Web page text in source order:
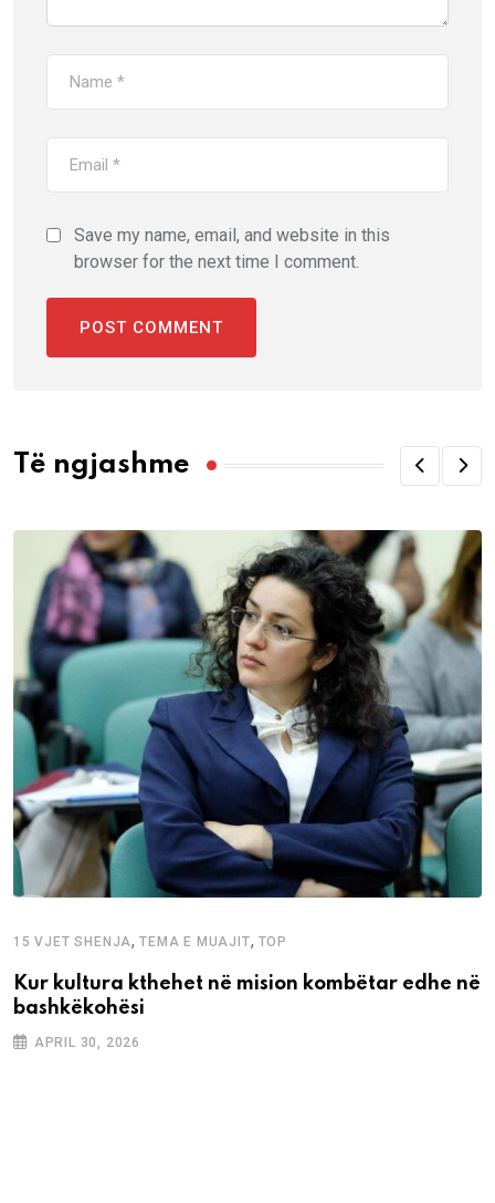
Save my name, email, and website in this
browser for the next time I comment.
Të ngjashme
15 VJET SHENJA,TEMA E MUAJIT, TOP
Kur kultura kthehet në mision kombëtar edhe në
bashkëkohësi
APRIL 30, 2026